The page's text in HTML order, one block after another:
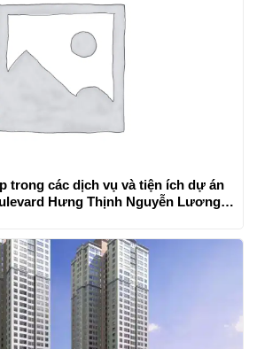
trong các dịch vụ và tiện ích dự án
Hưng Thịnh Nguyễn Lương